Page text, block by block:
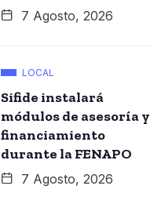
7 Agosto, 2026
LOCAL
Sifide instalará
módulos de asesoría y
financiamiento
durante la FENAPO
7 Agosto, 2026